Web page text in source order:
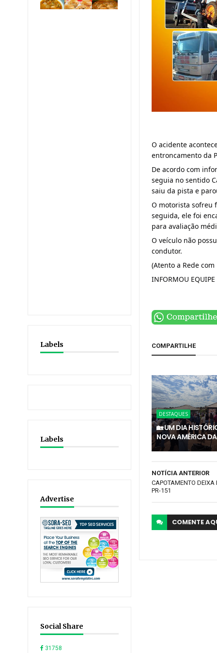
Labels
Labels
Advertise
Social Share
31758
O acidente
entroncamento da
De acordo com
seguia no sentido
saiu da pista e
O motorista sofreu
seguida, ele foi
para avaliação
O veículo não
condutor.
(Atento a Rede
INFORMOU EQUIPE
COMPARTILHE
DESTAQUES
🏡 UM DIA
NOVA AMÉRICA
NOTÍCIA ANTERIOR
CAPOTAMENTO
PR-151
COMENTE